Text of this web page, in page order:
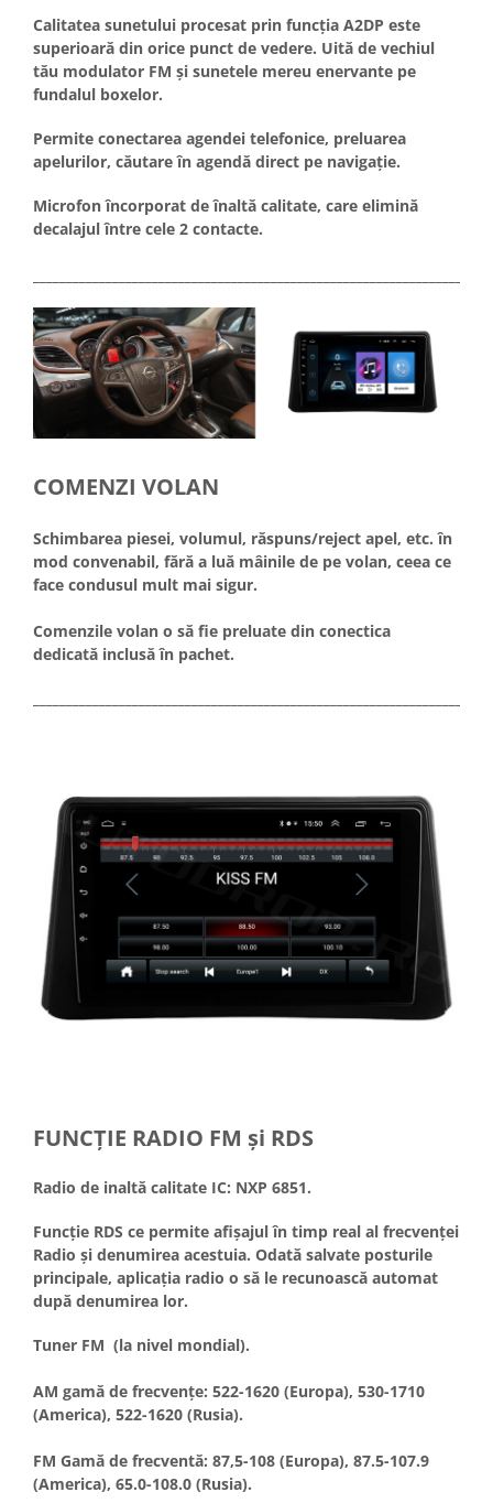
Calitatea sunetului procesat prin funcția A2DP este
superioară din orice punct de vedere. Uită de vechiul
tău modulator FM și sunetele mereu enervante pe
fundalul boxelor.
Permite conectarea agendei telefonice, preluarea
apelurilor, căutare în agendă direct pe navigație.
Microfon încorporat de înaltă calitate, care elimină
decalajul între cele 2 contacte.
COMENZI VOLAN
Schimbarea piesei, volumul, răspuns/reject apel, etc. în
mod convenabil, fără a luă mâinile de pe volan, ceea ce
face condusul mult mai sigur.
Comenzile volan o să fie preluate din conectica
dedicată inclusă în pachet.
FUNCȚIE RADIO FM și RDS
Radio de inaltă calitate IC: NXP 6851.
Funcție RDS ce permite afișajul în timp real al frecvenței
Radio și denumirea acestuia. Odată salvate posturile
principale, aplicația radio o să le recunoască automat
după denumirea lor.
Tuner FM (la nivel mondial).
AM gamă de frecvențe: 522-1620 (Europa), 530-1710
(America), 522-1620 (Rusia).
FM Gamă de frecventă: 87,5-108 (Europa), 87.5-107.9
(America), 65.0-108.0 (Rusia).